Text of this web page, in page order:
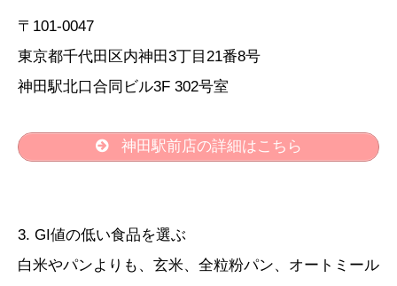
〒101-0047
東京都千代田区内神田3丁目21番8号
神田駅北口合同ビル3F 302号室
神田駅前店の詳細はこちら
3. GI値の低い食品を選ぶ
白米やパンよりも、玄米、全粒粉パン、オートミール